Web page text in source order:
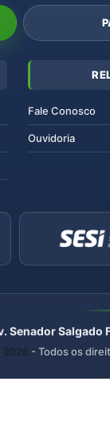
Fale Conosco
Ouvidoria
Senador
2026 - Todos os